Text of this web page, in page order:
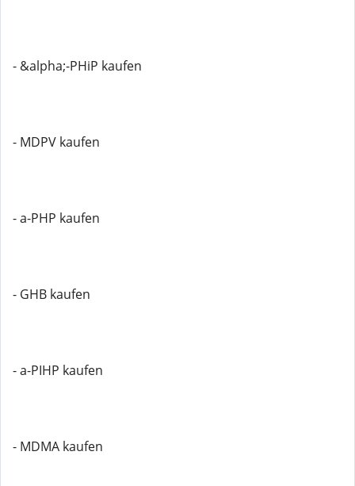
- &alpha;-PHiP kaufen
- MDPV kaufen
- a-PHP kaufen
- GHB kaufen
- a-PIHP kaufen
- MDMA kaufen